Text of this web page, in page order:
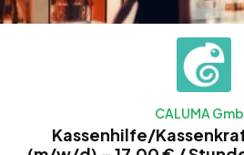
CALUMA
Kassenhilfe/